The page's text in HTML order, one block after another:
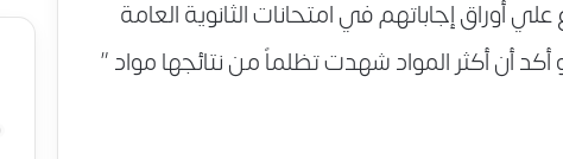
أوراق إجاباتهم في امتحانات الثانوية العامة
طالباً و طالبة، و أكد أن أكثر المواد شهدت تظلماً من نتائجها مواد ”